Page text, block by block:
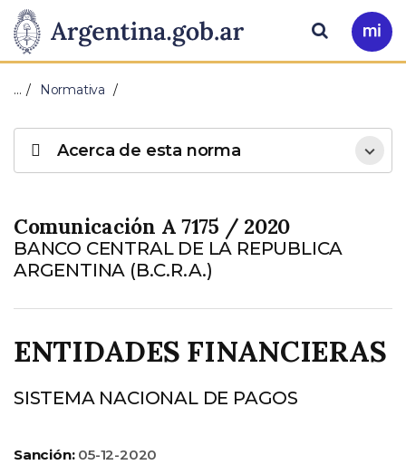
Presidencia
de
Nación
Pasar al contenido principal
Ir
a
Buscar
… Normativa
Comunicación A 7175 / 2020
BANCO CENTRAL DE LA REPUBLICA
ARGENTINA (B.C.R.A.)
ENTIDADES FINANCIERAS
SISTEMA NACIONAL DE PAGOS
Sanción: 05-12-2020
Acerca de esta norma